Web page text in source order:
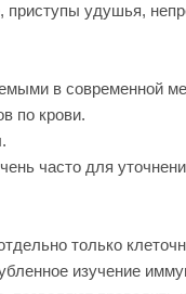
приступы удушья,
в современной
по крови.
часто для
только
изучение